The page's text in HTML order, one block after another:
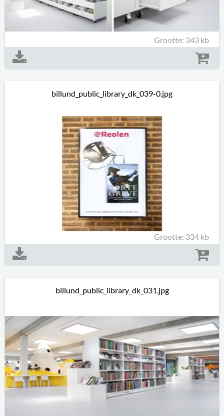
Grootte: 343 kb
billund_public_library_dk_039-0.jpg
Grootte: 334 kb
billund_public_library_dk_031.jpg